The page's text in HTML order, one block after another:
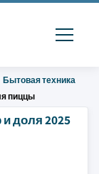
Бытовая техника
пиццы
доля 2025